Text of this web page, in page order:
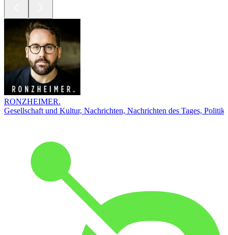
RONZHEIMER.
Gesellschaft und Kultur, Nachrichten, Nachrichten des Tages, Politik